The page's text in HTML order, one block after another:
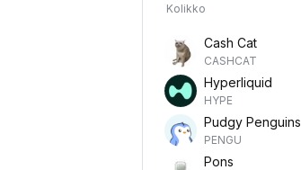
Kolikko
Cash Cat
CASHCAT
Hyperliquid
HYPE
Pudgy Penguins
PENGU
Pons